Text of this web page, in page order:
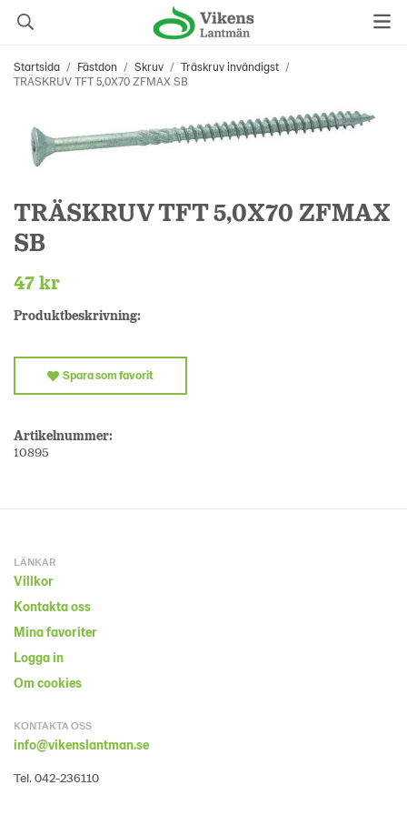
Startsida / Fästdon / Skruv / Träskruv invändigst /
TRÄSKRUV TFT 5,0X70 ZFMAX SB
TRÄSKRUV TFT 5,0X70 ZFMAX
SB
47 kr
Produktbeskrivning:
Spara som favorit
Artikelnummer:
10895
LÄNKAR
Villkor
Kontakta oss
Mina favoriter
Logga in
Om cookies
KONTAKTA OSS
info@vikenslantman.se
Tel. 042-236110